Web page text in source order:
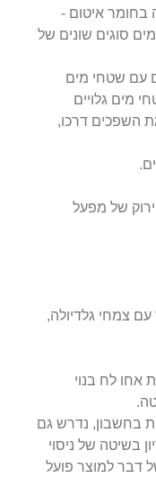
בחומר איטום -
סוגים שונים של
עם שטחי מים
מים גלויים
השפכים דרכו,
של מפעל
עם צמחי גלדיולה,
אחו לח בנוי
בחשבון, נדרש גם
בשיטה של ניסוי
דבר למוצר פועל